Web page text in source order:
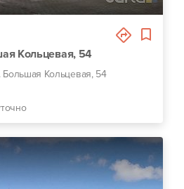
Кольцевая, 54
Большая Кольцевая, 54